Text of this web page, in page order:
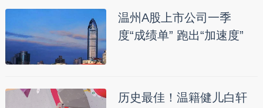
温州A股上市公司一季
度“成绩单” 跑出“加速度”
历史最佳！温籍健儿白轩